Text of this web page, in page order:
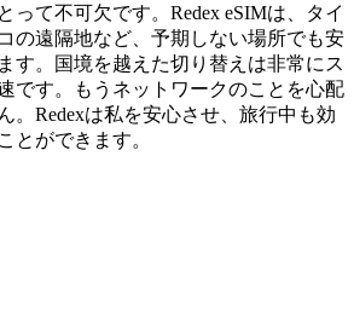
って不可欠です。Redex eSIMは、タイ
の遠隔地など、予期しない場所でも安
す。国境を越えた切り替えは非常にス
です。もうネットワークのことを心配
。Redexは私を安心させ、旅行中も効
とができます。